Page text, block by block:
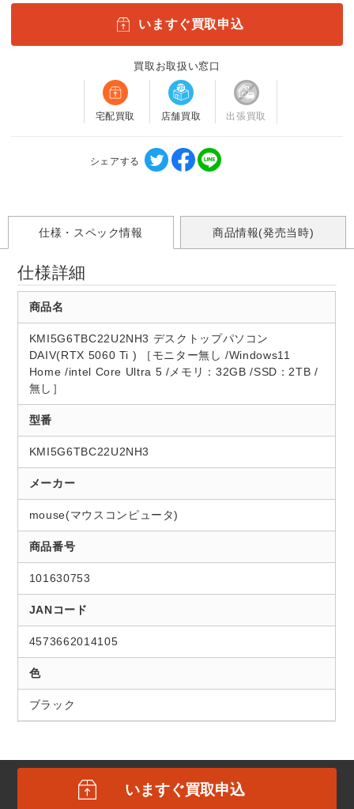
いますぐ買取申込
買取お取扱い窓口
宅配買取 店舗買取 出張買取
シェアする
仕様・スペック情報 商品情報(発売当時)
仕様詳細
商品名
KMI5G6TBC22U2NH3 デスクトップパソコン
DAIV(RTX 5060 Ti ) ［モニター無し /Windows11
Home /intel Core Ultra 5 /メモリ：32GB /SSD：2TB /
無し］
型番
KMI5G6TBC22U2NH3
メーカー
mouse(マウスコンピュータ)
商品番号
101630753
JANコード
4573662014105
色
ブラック